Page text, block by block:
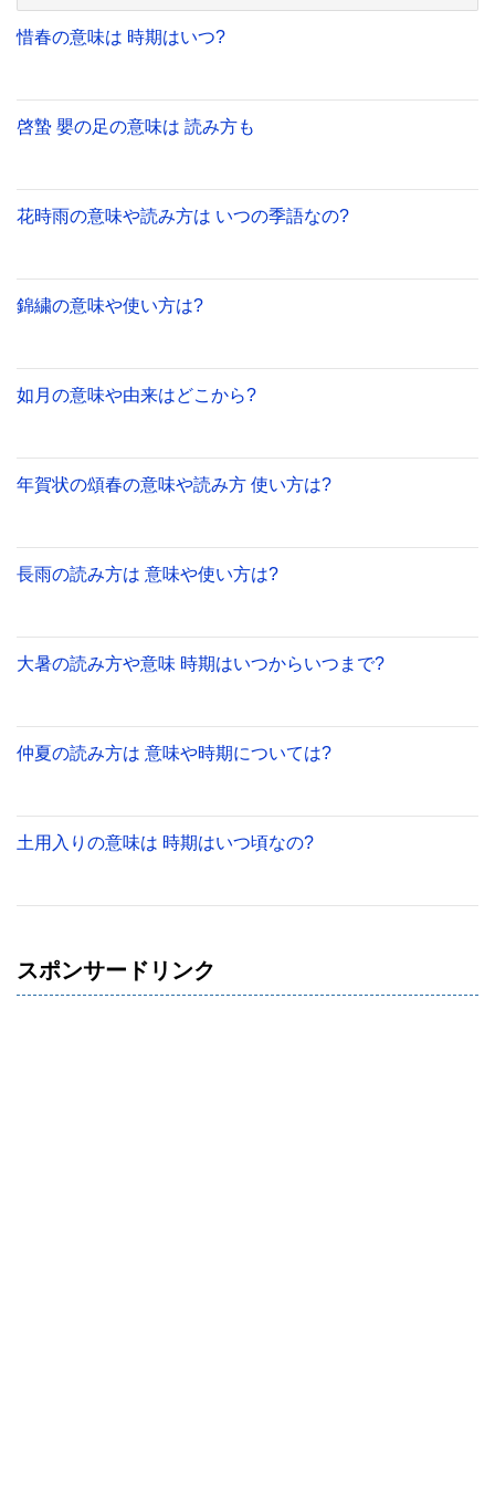
惜春の意味は 時期はいつ?
啓蟄 嬰の足の意味は 読み方も
花時雨の意味や読み方は いつの季語なの?
錦繍の意味や使い方は?
如月の意味や由来はどこから?
年賀状の頌春の意味や読み方 使い方は?
長雨の読み方は 意味や使い方は?
大暑の読み方や意味 時期はいつからいつまで?
仲夏の読み方は 意味や時期については?
土用入りの意味は 時期はいつ頃なの?
スポンサードリンク